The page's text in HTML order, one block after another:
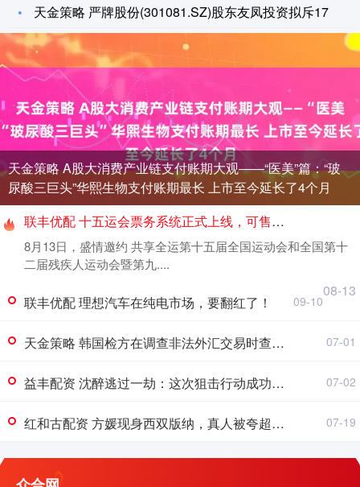
天金策略 严牌股份(301081.SZ)股东友凤投资拟斥17
天金策略 A股大消费产业链支付账期大观——“医美”篇：“玻
尿酸三巨头”华熙生物支付账期最长 上市至今延长了4个月
联丰优配 十五运会票务系统正式上线，可售门票超500万张
8月13日，盛情邀约 共享全运第十五届全国运动会和全国第十
二届残疾人运动会暨第九....
08-13
联丰优配 理想汽车在纯电市场，要翻红了！ 09-10
天金策略 韩国检方在调查非法外汇交易时查获价值320万美元的加密货币 07-01
益丰配资 沈醉逃过一劫：这次狙击行动成功，他不被乱枪击毙也得上岛砍甘蔗_杨杰_特赦_军统 07-02
红和古配资 方媛现身西双版纳，真人被夸超级好看，腿型不好，正面看不出怀孕_生活_郭富城_女儿 07-19